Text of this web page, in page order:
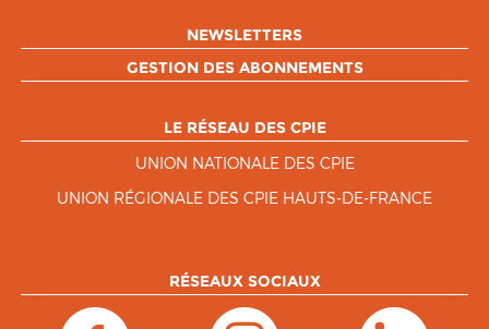
NEWSLETTERS
GESTION DES ABONNEMENTS
LE RÉSEAU DES CPIE
UNION NATIONALE DES CPIE
UNION RÉGIONALE DES CPIE HAUTS-DE-FRANCE
RÉSEAUX SOCIAUX